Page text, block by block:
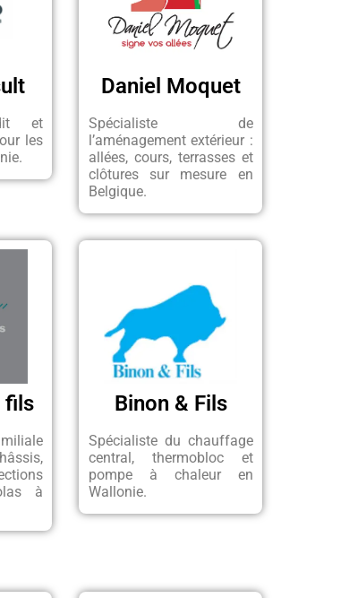
et
les
Daniel Moquet
Spécialiste de
l’aménagement extérieur :
allées, cours, terrasses et
clôtures sur mesure en
Belgique.
fils
à
Binon & Fils
Spécialiste du chauffage
central, thermobloc et
pompe à chaleur en
Wallonie.